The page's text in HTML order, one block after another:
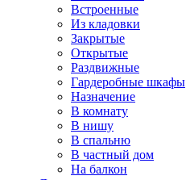
Встроенные
Из кладовки
Закрытые
Открытые
Раздвижные
Гардеробные шкафы
Назначение
В комнату
В нишу
В спальню
В частный дом
На балкон